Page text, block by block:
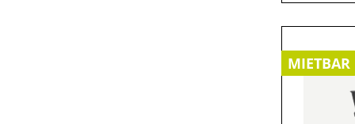
MIETBAR